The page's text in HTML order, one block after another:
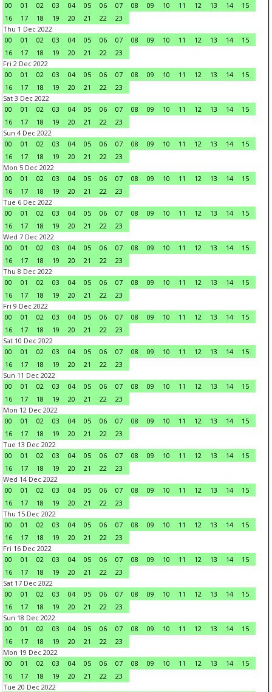
00
01 02 03 04 05 06 07 08 09 10 11 12 13 14
15
16
17 18 19 20 21 22
23
Thu 1 Dec 2022
00
01 02 03 04 05 06 07 08 09 10 11 12 13 14
15
16
17 18 19 20 21 22
23
Fri 2 Dec 2022
00
01 02 03 04 05 06 07 08 09 10 11 12 13 14
15
16
17 18 19 20 21 22
23
Sat 3 Dec 2022
00
01 02 03 04 05 06 07 08 09 10 11 12 13 14
15
16
17 18 19 20 21 22
23
Sun 4 Dec 2022
00
01 02 03 04 05 06 07 08 09 10 11 12 13 14
15
16
17 18 19 20 21 22
23
Mon 5 Dec 2022
00
01 02 03 04 05 06 07 08 09 10 11 12 13 14
15
16
17 18 19 20 21 22
23
Tue 6 Dec 2022
00
01 02 03 04 05 06 07 08 09 10 11 12 13 14
15
16
17 18 19 20 21 22
23
Wed 7 Dec 2022
00
01 02 03 04 05 06 07 08 09 10 11 12 13 14
15
16
17 18 19 20 21 22
23
Thu 8 Dec 2022
00
01 02 03 04 05 06 07 08 09 10 11 12 13 14
15
16
17 18 19 20 21 22
23
Fri 9 Dec 2022
00
01 02 03 04 05 06 07 08 09 10 11 12 13 14
15
16
17 18 19 20 21 22
23
Sat 10 Dec 2022
00
01 02 03 04 05 06 07 08 09 10 11 12 13 14
15
16
17 18 19 20 21 22
23
Sun 11 Dec 2022
00
01 02 03 04 05 06 07 08 09 10 11 12 13 14
15
16
17 18 19 20 21 22
23
Mon 12 Dec 2022
00
01 02 03 04 05 06 07 08 09 10 11 12 13 14
15
16
17 18 19 20 21 22
23
Tue 13 Dec 2022
00
01 02 03 04 05 06 07 08 09 10 11 12 13 14
15
16
17 18 19 20 21 22
23
Wed 14 Dec 2022
00
01 02 03 04 05 06 07 08 09 10 11 12 13 14
15
16
17 18 19 20 21 22
23
Thu 15 Dec 2022
00
01 02 03 04 05 06 07 08 09 10 11 12 13 14
15
16
17 18 19 20 21 22
23
Fri 16 Dec 2022
00
01 02 03 04 05 06 07 08 09 10 11 12 13 14
15
16
17 18 19 20 21 22
23
Sat 17 Dec 2022
00
01 02 03 04 05 06 07 08 09 10 11 12 13 14
15
16
17 18 19 20 21 22
23
Sun 18 Dec 2022
00
01 02 03 04 05 06 07 08 09 10 11 12 13 14
15
16
17 18 19 20 21 22
23
Mon 19 Dec 2022
00
01 02 03 04 05 06 07 08 09 10 11 12 13 14
15
16
17 18 19 20 21 22
23
Tue 20 Dec 2022